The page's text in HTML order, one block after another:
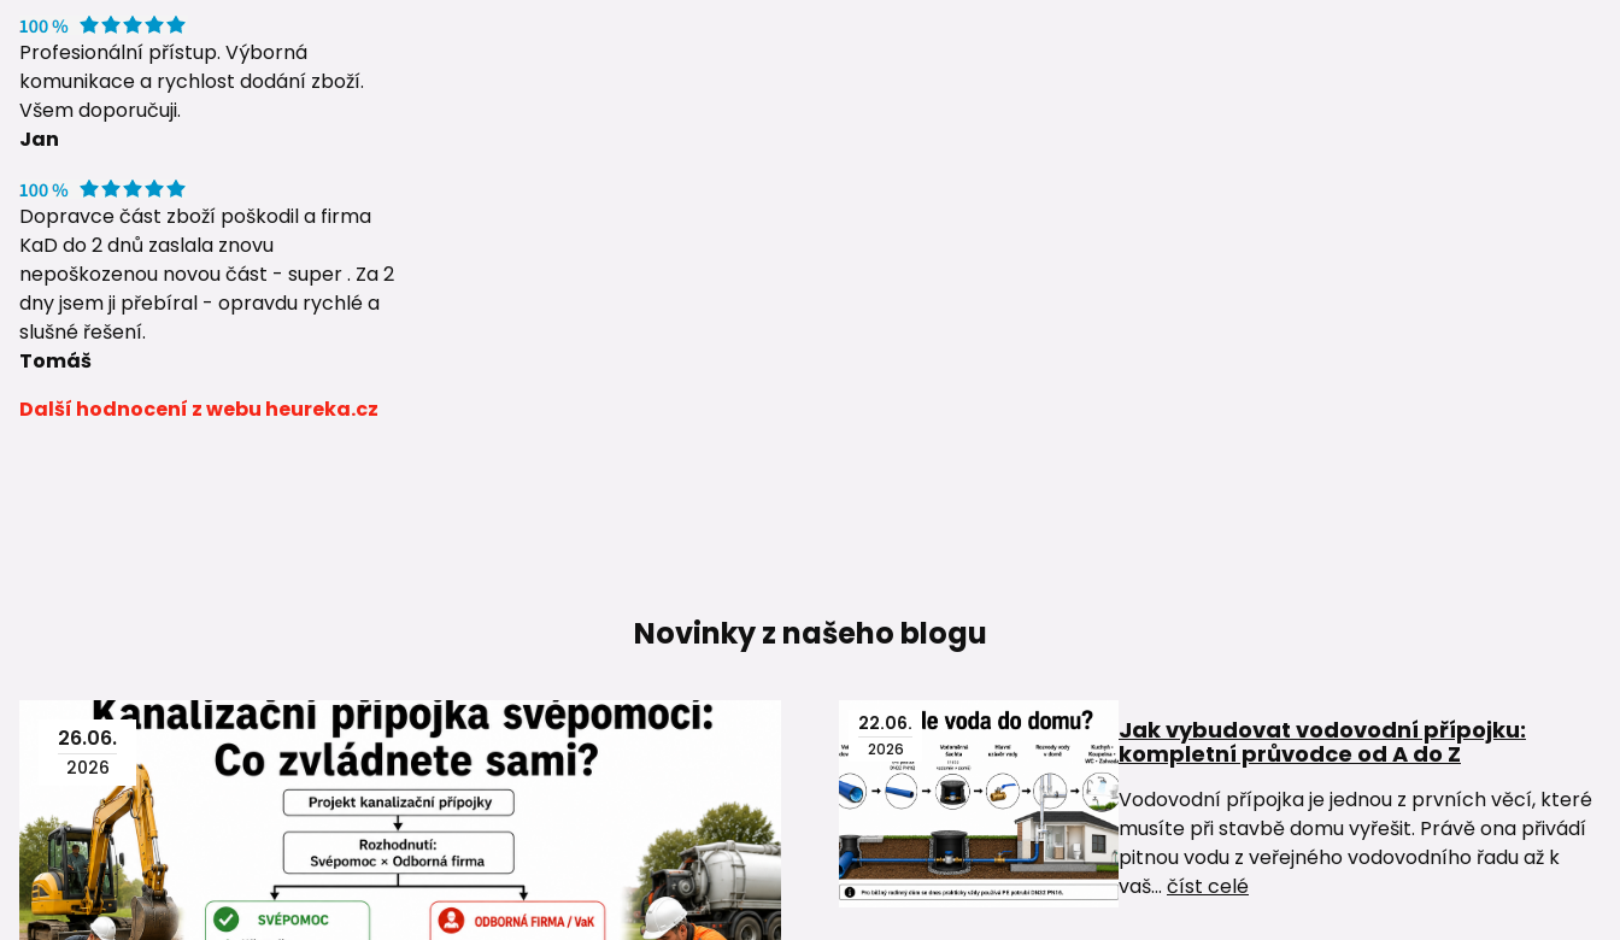
Profesionální přístup. Výborná
komunikace a rychlost dodání zboží.
Všem doporučuji.
Jan
Dopravce část zboží poškodil a firma
KaD do 2 dnů zaslala znovu
nepoškozenou novou část - super . Za 2
dny jsem ji přebíral - opravdu rychlé a
slušné řešení.
Tomáš
Další hodnocení z webu heureka.cz
Novinky z našeho blogu
26.06.
2026
22.06.
2026
Jak vybudovat vodovodní přípojku:
kompletní průvodce od A do Z
Vodovodní přípojka je jednou z prvních věcí, které
musíte při stavbě domu vyřešit. Právě ona přivádí
pitnou vodu z veřejného vodovodního řadu až k
vaš... číst celé